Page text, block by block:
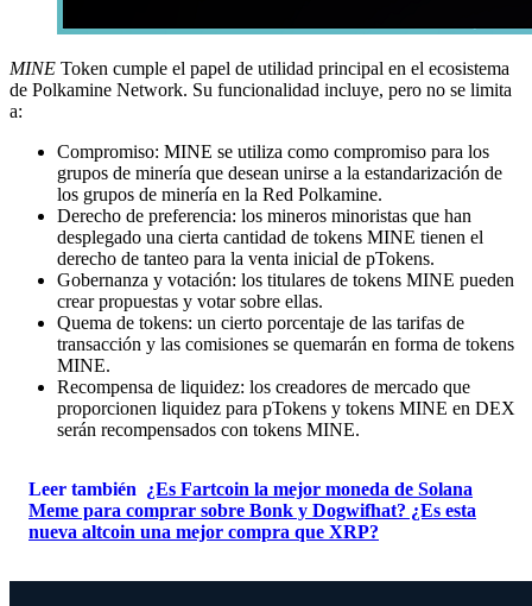
MINE Token cumple el papel de utilidad principal en el ecosistema
de Polkamine Network. Su funcionalidad incluye, pero no se limita
a:
Compromiso: MINE se utiliza como compromiso para los
grupos de minería que desean unirse a la estandarización de
los grupos de minería en la Red Polkamine.
Derecho de preferencia: los mineros minoristas que han
desplegado una cierta cantidad de tokens MINE tienen el
derecho de tanteo para la venta inicial de pTokens.
Gobernanza y votación: los titulares de tokens MINE pueden
crear propuestas y votar sobre ellas.
Quema de tokens: un cierto porcentaje de las tarifas de
transacción y las comisiones se quemarán en forma de tokens
MINE.
Recompensa de liquidez: los creadores de mercado que
proporcionen liquidez para pTokens y tokens MINE en DEX
serán recompensados ​​con tokens MINE.
Leer también ¿Es Fartcoin la mejor moneda de Solana
Meme para comprar sobre Bonk y Dogwifhat? ¿Es esta
nueva altcoin una mejor compra que XRP?